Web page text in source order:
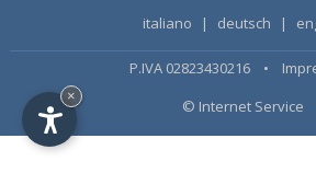
italiano | deutsch |
P.IVA 02823430216 •
© Internet Service
×